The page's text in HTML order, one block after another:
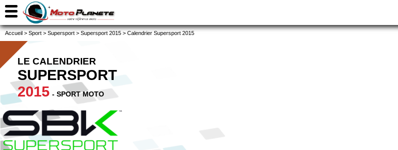
Accueil > Sport > Supersport > Supersport 2015 > Calendrier Supersport 2015
LE CALENDRIER
SUPERSPORT
2015 - SPORT MOTO